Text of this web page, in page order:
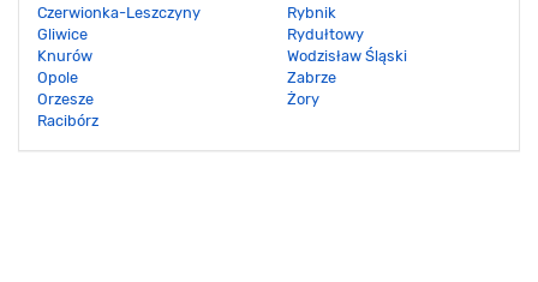
Czerwionka-Leszczyny
Gliwice
Knurów
Opole
Orzesze
Racibórz
Rybnik
Rydułtowy
Wodzisław Śląski
Zabrze
Żory